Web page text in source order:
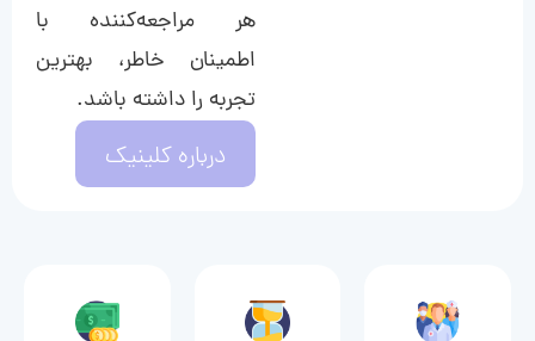
هر مراجعه‌کننده با
اطمینان خاطر، بهترین
تجربه را داشته باشد.
درباره کلینیک